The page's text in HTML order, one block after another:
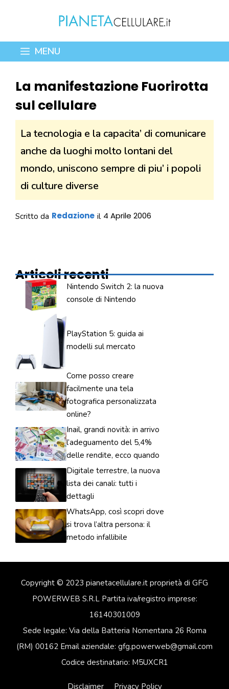
contenuto
MENU
La manifestazione Fuorirotta
sul cellulare
La tecnologia e la capacita’ di comunicare
anche da luoghi molto lontani del
mondo, uniscono sempre di piu’ i popoli
di culture diverse
Scritto da Redazione il 4 Aprile 2006
Articoli recenti
Nintendo Switch 2: la nuova
console di Nintendo
PlayStation 5: guida ai
modelli sul mercato
Come posso creare
facilmente una tela
fotografica personalizzata
online?
Inail, grandi novità: in arrivo
l’adeguamento del 5,4%
delle rendite, ecco quando
Digitale terrestre, la nuova
lista dei canali: tutti i
dettagli
WhatsApp, così scopri dove
si trova l’altra persona: il
metodo infallibile
Copyright © 2023 pianetacellulare.it proprietà di GFG
POWERWEB S.R.L Partita iva/registro imprese:
16140301009
Sede legale: Via della Batteria Nomentana 26 Roma
(RM) 00162 Email aziendale: gfg.powerweb@gmail.com
Codice destinatario: M5UXCR1
Disclaimer Privacy Policy